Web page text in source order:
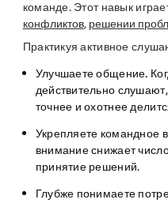
команде. Этот навык
конфликтов, решении
Практикуя активное
Улучшаете общение.
действительно
точнее и охотнее
Укрепляете командное
внимание снижает
принятие решений.
Глубже понимаете